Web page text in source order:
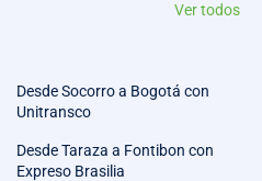
Ver todos
Desde Socorro a Bogotá con
Unitransco
Desde Taraza a Fontibon con
Expreso Brasilia